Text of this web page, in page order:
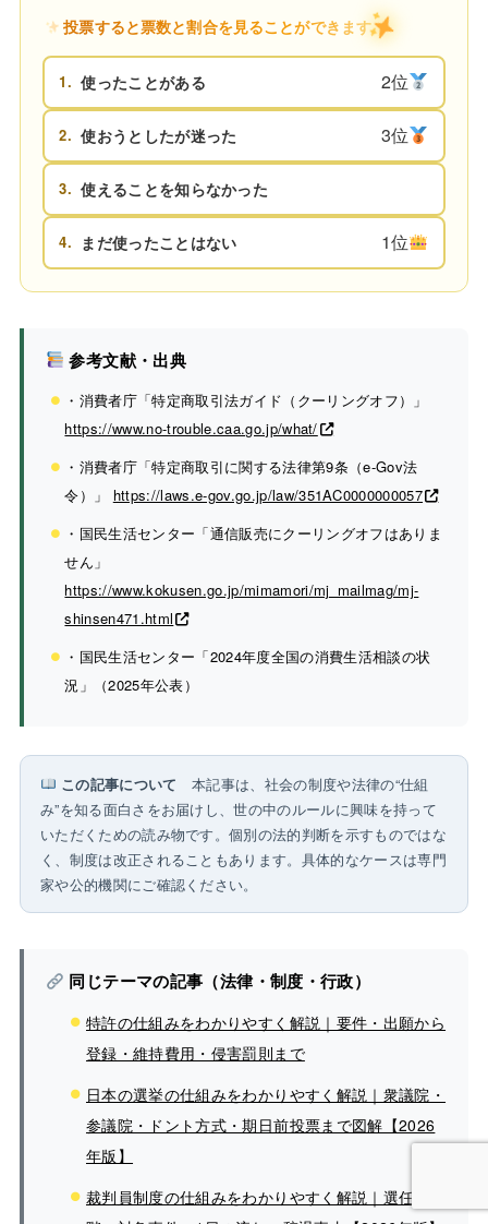
投票すると票数と割合を見ることができます
1. 使ったことがある 2位
2. 使おうとしたが迷った 3位
3. 使えることを知らなかった
4. まだ使ったことはない 1位
参考文献・出典
・消費者庁「特定商取引法ガイド（クーリングオフ）」
https://www.no-trouble.caa.go.jp/what/
・消費者庁「特定商取引に関する法律第9条（e-Gov法
令）」 https://laws.e-gov.go.jp/law/351AC0000000057
・国民生活センター「通信販売にクーリングオフはありま
せん」
https://www.kokusen.go.jp/mimamori/mj_mailmag/mj-
shinsen471.html
・国民生活センター「2024年度全国の消費生活相談の状
況」（2025年公表）
この記事について 本記事は、社会の制度や法律の“仕組
み”を知る面白さをお届けし、世の中のルールに興味を持って
いただくための読み物です。個別の法的判断を示すものではな
く、制度は改正されることもあります。具体的なケースは専門
家や公的機関にご確認ください。
同じテーマの記事（法律・制度・行政）
特許の仕組みをわかりやすく解説｜要件・出願から
登録・維持費用・侵害罰則まで
日本の選挙の仕組みをわかりやすく解説｜衆議院・
参議院・ドント方式・期日前投票まで図解【2026
年版】
裁判員制度の仕組みをわかりやすく解説｜選任3段